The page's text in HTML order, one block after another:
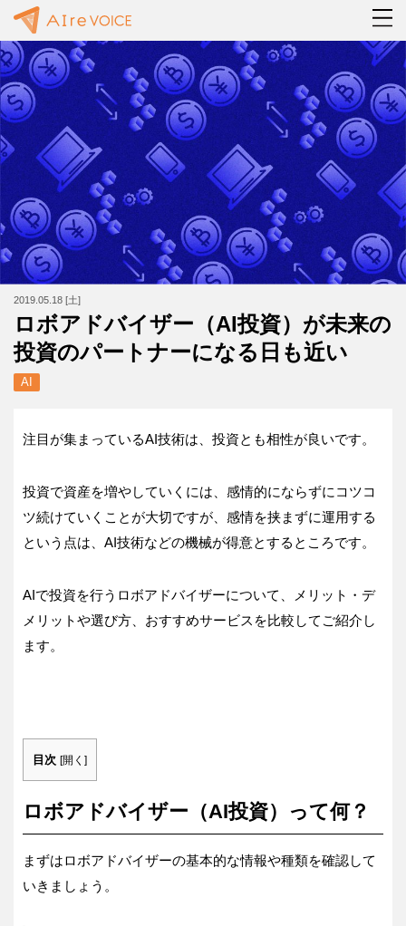
2019.05.18 [土]
ロボアドバイザー（AI投資）が未来の
投資のパートナーになる日も近い
AI
注目が集まっているAI技術は、投資とも相性が良いです。
投資で資産を増やしていくには、感情的にならずにコツコ
ツ続けていくことが大切ですが、感情を挟まずに運用する
という点は、AI技術などの機械が得意とするところです。
AIで投資を行うロボアドバイザーについて、メリット・デ
メリットや選び方、おすすめサービスを比較してご紹介し
ます。
目次 [開く ]
ロボアドバイザー（AI投資）って何？
まずはロボアドバイザーの基本的な情報や種類を確認して
いきましょう。